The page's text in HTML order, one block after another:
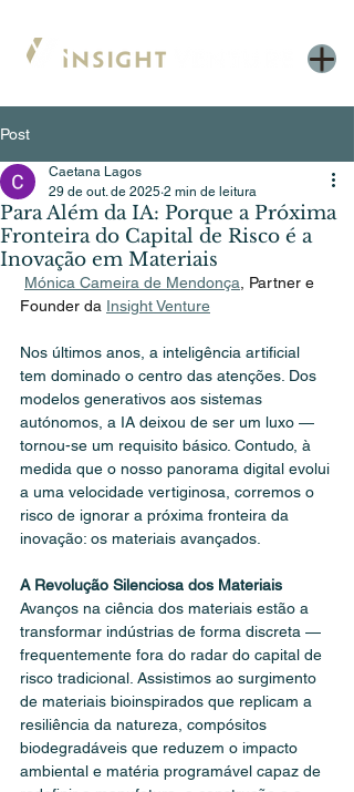
Post
Para Além da IA: Porque a Próxima
Fronteira do Capital de Risco é a
Inovação em Materiais
Caetana Lagos
29 de out. de 2025 2 min de leitura
Mónica Cameira de Mendonça , Partner e
Founder da Insight Venture
Nos últimos anos, a inteligência artificial
tem dominado o centro das atenções. Dos
modelos generativos aos sistemas
autónomos, a IA deixou de ser um luxo —
tornou-se um requisito básico. Contudo, à
medida que o nosso panorama digital evolui
a uma velocidade vertiginosa, corremos o
risco de ignorar a próxima fronteira da
inovação: os materiais avançados.
A Revolução Silenciosa dos Materiais
Avanços na ciência dos materiais estão a
transformar indústrias de forma discreta —
frequentemente fora do radar do capital de
risco tradicional. Assistimos ao surgimento
de materiais bioinspirados que replicam a
resiliência da natureza, compósitos
biodegradáveis que reduzem o impacto
ambiental e matéria programável capaz de